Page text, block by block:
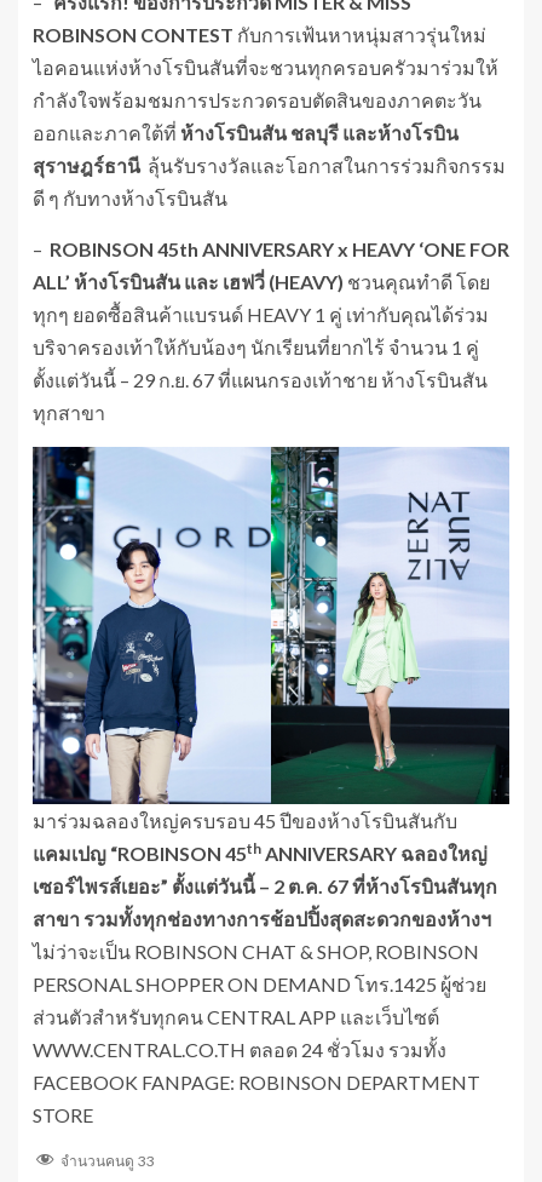
ROBINSON CONTEST กับการเฟ้นหาหนุ่มสาวรุ่นใหม่
ไอคอนแห่งห้างโรบินสันที่จะชวนทุกครอบครัวมาร่วมให้
กำลังใจพร้อมชมการประกวดรอบตัดสินของภาคตะวัน
ออกและภาคใต้ที่ ห้างโรบินสันชลบุรี และห้างโรบิน
สุราษฎร์ธานีลุ้นรับรางวัลและโอกาสในการร่วมกิจกรรม
ดี ๆ กับทางห้างโรบินสัน
– ROBINSON 45th ANNIVERSARY x HEAVY ‘ONE FOR
ALL’ ห้างโรบินสัน และ เฮฟวี่ (HEAVY) ชวนคุณทำดี โดย
ทุกๆ ยอดซื้อสินค้าแบรนด์ HEAVY 1 คู่ เท่ากับคุณได้ร่วม
บริจาครองเท้าให้กับน้องๆ นักเรียนที่ยากไร้ จำนวน 1 คู่
ตั้งแต่วันนี้ – 29 ก.ย. 67 ที่แผนกรองเท้าชาย ห้างโรบินสัน
ทุกสาขา
มาร่วมฉลองใหญ่ครบรอบ 45 ปีของห้างโรบินสันกับ
แคมเปญ “ROBINSON 45th ANNIVERSARY ฉลองใหญ่
เซอร์ไพรส์เยอะ” ตั้งแต่วันนี้– 2 ต.ค. 67 ที่ห้างโรบินสันทุก
สาขา รวมทั้งทุกช่องทางการช้อปปิ้งสุดสะดวกของห้างฯ
ไม่ว่าจะเป็น ROBINSON CHAT & SHOP, ROBINSON
PERSONAL SHOPPER ON DEMAND โทร.1425 ผู้ช่วย
ส่วนตัวสำหรับทุกคน CENTRAL APP และเว็บไซต์
WWW.CENTRAL.CO.TH ตลอด 24 ชั่วโมง รวมทั้ง
FACEBOOK FANPAGE: ROBINSON DEPARTMENT
STORE
จำนวนคนดู 33